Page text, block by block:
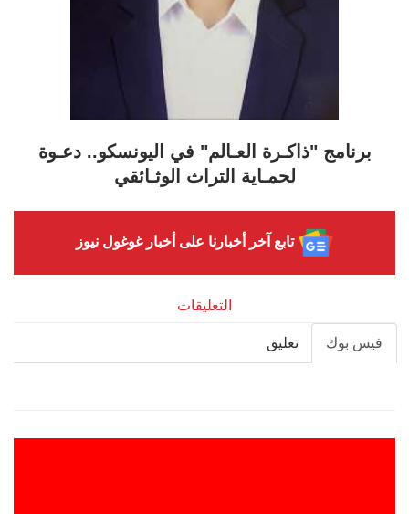
برنامج "ذاكـرة العـالم" في اليونسكو.. دعـوة
لحمـاية التراث الوثـائقي
تابع آخر أخبارنا على أخبار غوغول نيوز
التعليقات
فيس بوك تعليق